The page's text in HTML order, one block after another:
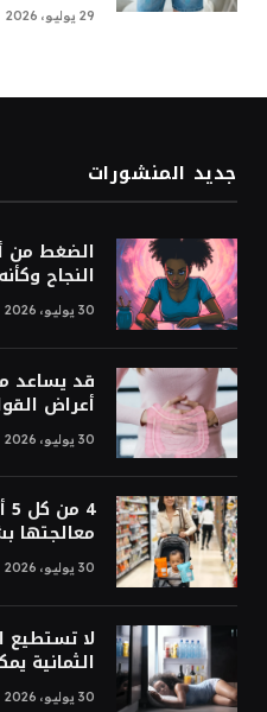
29 يوليو، 2026
جديد المنشورات
الضغط من
النجاح
30 يوليو، 2026
قد يساعد
أعراض
30 يوليو، 2026
معالجتها
30 يوليو، 2026
لا تستطيع
الثمانية
30 يوليو، 2026